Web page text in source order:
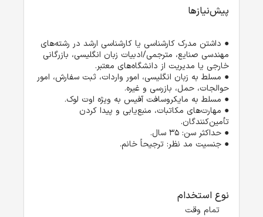
پیش‌نیازها
نوع استخدام
تمام وقت